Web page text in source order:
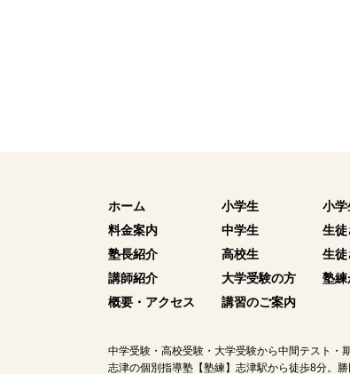
ホーム
料金案内
塾長紹介
講師紹介
概要・アクセス
小学生
中学生
高校生
大学受験の方
講習のご案内
小学
生
生徒
塾練
中学受験・高校受験・大学受験から中間テスト・
志津の個別指導塾【塾練】志津駅から徒歩8分。勝